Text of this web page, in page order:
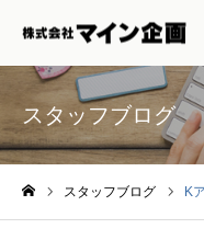
スタッフブログ
スタッフブログ K